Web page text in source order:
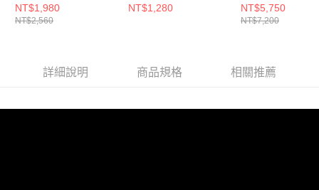
NT$1,980
NT$2,560
NT$1,280
防水垢濾芯三入
NT$5,750
NT$7,200
詳細說明 商品規格 相關推薦